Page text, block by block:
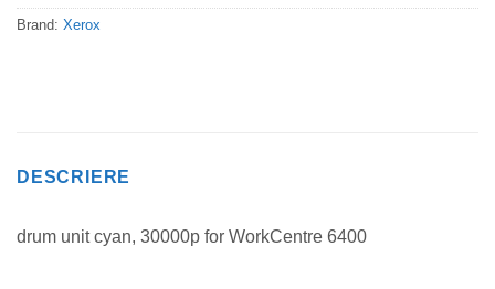
Brand: Xerox
DESCRIERE
drum unit cyan, 30000p for WorkCentre 6400